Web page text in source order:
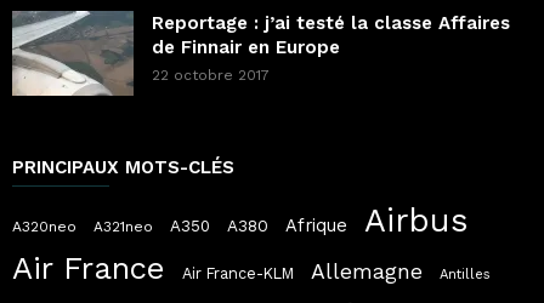
Reportage : j’ai testé la classe Affaires
de Finnair en Europe
22 octobre 2017
PRINCIPAUX MOTS-CLÉS
A320neo A321neo A350 A380 Afrique Airbus
Air France Air France-KLM Allemagne Antilles